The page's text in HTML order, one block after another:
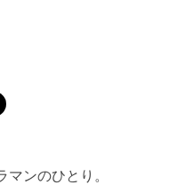
ンのひとり。